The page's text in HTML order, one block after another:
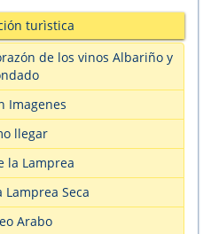
turìstica
de los vinos Albariño y
Imagenes
llegar
la Lamprea
Lamprea Seca
Arabo